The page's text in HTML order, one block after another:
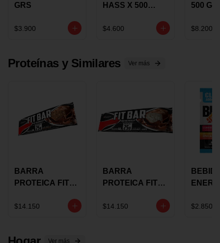
GRS
$3.900
HASS X 500
$4.600
500
$8.200
Proteínas y Similares Ver más
BARRA
PROTEICA FIT
CHOCOLATE X
$14.150
BARRA
PROTEICA FIT
GRS
$14.150
STACK 6G
$2.850
Ver más